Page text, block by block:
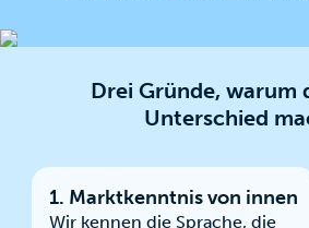
Drei Gründe, warum
Unterschied
1. Marktkenntnis von innen
Wir kennen die Sprache, die